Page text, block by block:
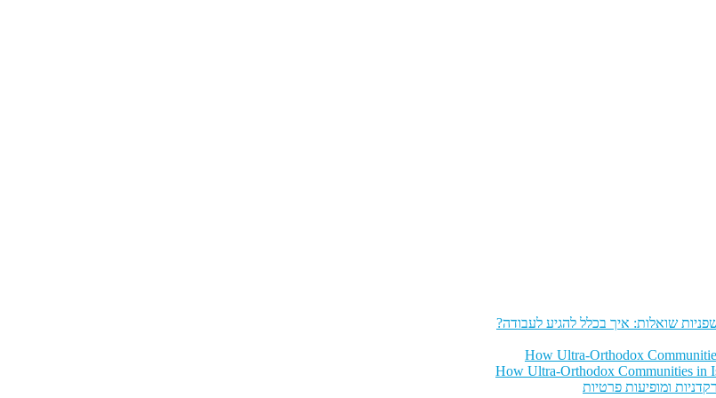
שואלות: איך בכלל להגיע לעבודה?
How Ultra-Orthodox
How Ultra-Orthodox Communities in
ומופיעות פרטיות